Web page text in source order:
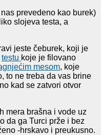
prevedeno kao burek)
slojeva testa, a
jeste čeburek, koji je
testu koje je filovano
mesom, koje
to ne treba da vas brine
kad se zatvori otvor
mera brašna i vode uz
da ga Turci prže i bez
-hrskavo i preukusno.